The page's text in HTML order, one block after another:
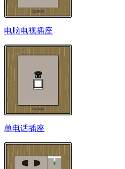
电脑电视插座
单电话插座